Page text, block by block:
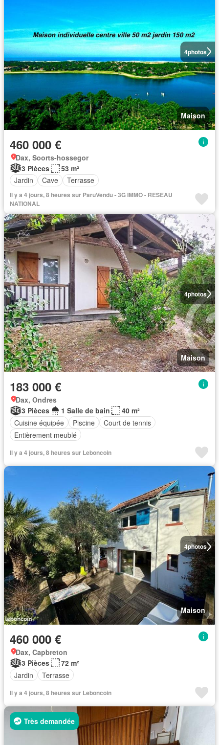
4photos
Maison
460 000 €
Dax, Soorts-hossegor
3 Pièces
53 m²
Jardin
Cave Terrasse
Il y a 4 jours, 8 heures sur ParuVendu - 3G IMMO - RESEAU
NATIONAL
4photos
Maison
183 000 €
Dax, Ondres
3 Pièces
1 Salle de bain
40 m²
Cuisine équipée
Piscine
Court de tennis
Entièrement meublé
Il y a 4 jours, 8 heures sur Leboncoin
4photos
Maison
460 000 €
Dax, Capbreton
3 Pièces
72 m²
Jardin
Terrasse
Il y a 4 jours, 8 heures sur Leboncoin
Très demandée